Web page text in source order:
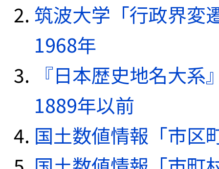
筑波大学「行政界変
1968年
『日本歴史地名大
1889年以前
国土数値情報「市区